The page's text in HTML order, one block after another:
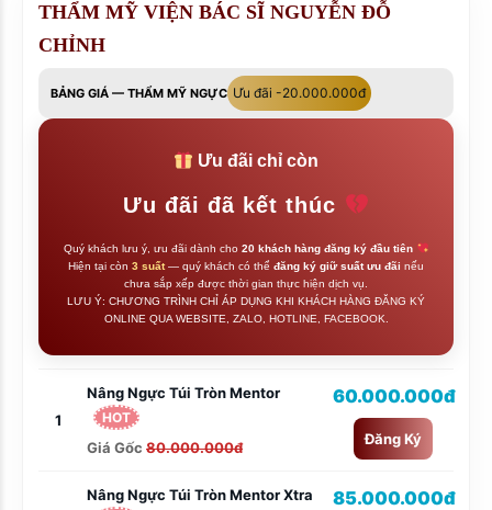
THẨM MỸ VIỆN BÁC SĨ NGUYỄN ĐỖ
CHỈNH
BẢNG GIÁ — THẨM MỸ NGỰC Ưu đãi -20.000.000đ
Ưu đãi chỉ còn
Ưu đãi đã kết thúc
Quý khách lưu ý, ưu đãi dành cho 20 khách hàng đăng ký đầu tiên
Hiện tại còn 3 suất— quý khách có thể đăng ký giữ suất ưu đãi nếu
chưa sắp xếp được thời gian thực hiện dịch vụ.
LƯU Ý: CHƯƠNG TRÌNH CHỈ ÁP DỤNG KHI KHÁCH HÀNG ĐĂNG KÝ
ONLINE QUA WEBSITE, ZALO, HOTLINE, FACEBOOK.
1
Nâng Ngực Túi Tròn Mentor
HOT
Giá Gốc 80.000.000đ
60.000.000đ
Đăng Ký
Nâng Ngực Túi Tròn Mentor Xtra 85.000.000đ